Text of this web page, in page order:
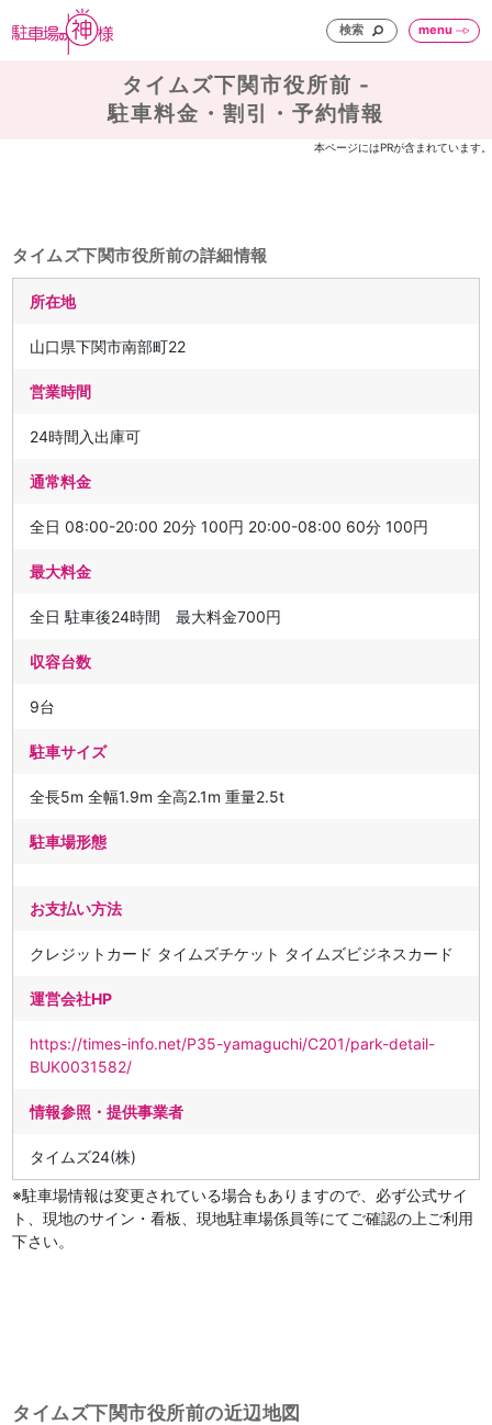
検索 menu
タイムズ下関市役所前 -
駐車料金・割引・予約情報
本ページにはPRが含まれています。
タイムズ下関市役所前の詳細情報
所在地
山口県下関市南部町22
営業時間
24時間入出庫可
通常料金
全日 08:00-20:00 20分 100円 20:00-08:00 60分 100円
最大料金
全日 駐車後24時間 最大料金700円
収容台数
9台
駐車サイズ
全長5m 全幅1.9m 全高2.1m 重量2.5t
駐車場形態
お支払い方法
クレジットカード タイムズチケット タイムズビジネスカード
運営会社HP
https://times-info.net/P35-yamaguchi/C201/park-detail-
BUK0031582/
情報参照・提供事業者
タイムズ24(株)
※駐車場情報は変更されている場合もありますので、必ず公式サイ
ト、現地のサイン・看板、現地駐車場係員等にてご確認の上ご利用
下さい。
タイムズ下関市役所前の近辺地図